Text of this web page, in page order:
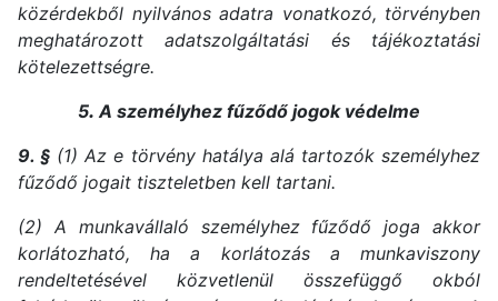
közérdekből nyilvános adatra vonatkozó, törvényben
meghatározott adatszolgáltatási és tájékoztatási
kötelezettségre.
5. A személyhez fűződő jogok védelme
9. § (1) Az e törvény hatálya alá tartozók személyhez
fűződő jogait tiszteletben kell tartani.
(2) A munkavállaló személyhez fűződő joga akkor
korlátozható, ha a korlátozás a munkaviszony
rendeltetésével közvetlenül összefüggő okból